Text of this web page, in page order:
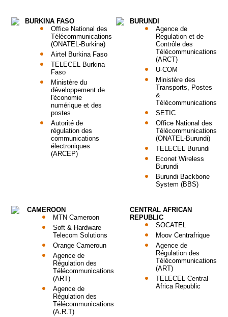
BURKINA FASO
Office National des
Télécommunications
(ONATEL-Burkina)
Airtel Burkina Faso
TELECEL Burkina
Faso
Ministère du
développement de
l'économie
numérique et des
postes
Autorité de
régulation des
communications
électroniques
(ARCEP)
BURUNDI
Agence de
Regulation et de
Contrôle des
Télécommunications
(ARCT)
U-COM
Ministère des
Transports, Postes
&
Télécommunications
SETIC
Office National des
Télécommunications
(ONATEL-Burundi)
TELECEL Burundi
Econet Wireless
Burundi
Burundi Backbone
System (BBS)
CAMEROON
MTN Cameroon
Soft & Hardware
Telecom Solutions
Orange Cameroun
Agence de
Régulation des
Télécommunications
(ART)
Agence de
Régulation des
Télécommunications
(A.R.T)
CENTRAL AFRICAN
REPUBLIC
SOCATEL
Moov Centrafrique
Agence de
Régulation des
Télécommunications
(ART)
TELECEL Central
Africa Republic